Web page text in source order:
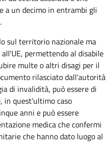
a un decimo in entrambi gli
sul territorio nazionale ma
permettendo al disabile
multe o altri disagi per il
rilasciato dall'autorità
di invalidità, può essere di
in quest'ultimo caso
anni e può essere
medica che confermi
che hanno dato luogo al